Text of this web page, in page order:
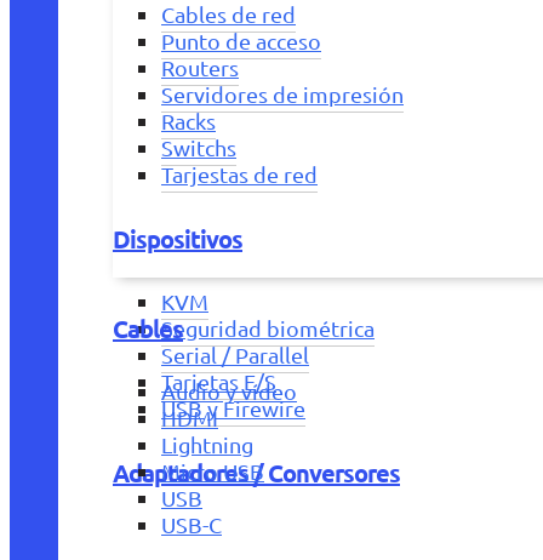
Cables de red
Punto de acceso
Routers
Servidores de impresión
Racks
Switchs
Tarjestas de red
Dispositivos
KVM
Seguridad biométrica
Serial / Parallel
Tarjetas E/S
USB y Firewire
Adaptadores / Conversores
Cables
Audio y vídeo
HDMI
Lightning
Micro USB
USB
USB-C